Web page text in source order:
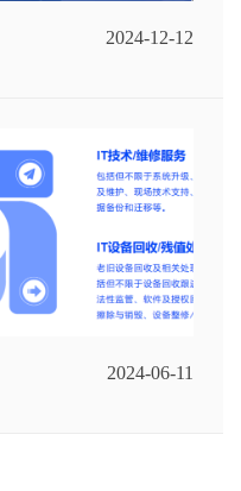
2024-12-12
2024-06-11